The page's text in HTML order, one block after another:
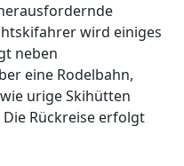
wird einiges
neben
eine Rodelbahn,
urige Skihütten
Rückreise erfolgt